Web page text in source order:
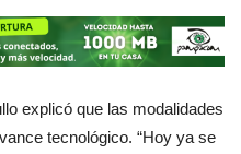
explicó que las modalidades
tecnológico. “Hoy ya se